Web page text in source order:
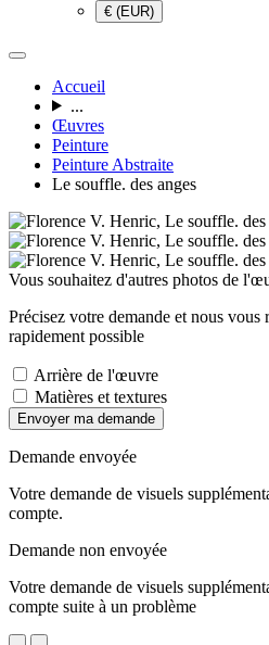
€ (EUR)
Accueil
...
Œuvres
Peinture
Peinture Abstraite
Le souffle. des anges
Vous souhaitez d'autres photos de
Précisez votre demande et nous vous
rapidement possible
Arrière de l'œuvre
Matières et textures
Envoyer ma demande
Demande envoyée
Votre demande de visuels
compte.
Demande non envoyée
Votre demande de visuels
compte suite à un problème